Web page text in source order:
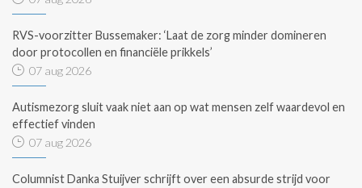
RVS-voorzitter Bussemaker: ‘Laat de zorg minder domineren
door protocollen en financiële prikkels’
07 aug 2026
Autismezorg sluit vaak niet aan op wat mensen zelf waardevol en
effectief vinden
07 aug 2026
Columnist Danka Stuijver schrijft over een absurde strijd voor